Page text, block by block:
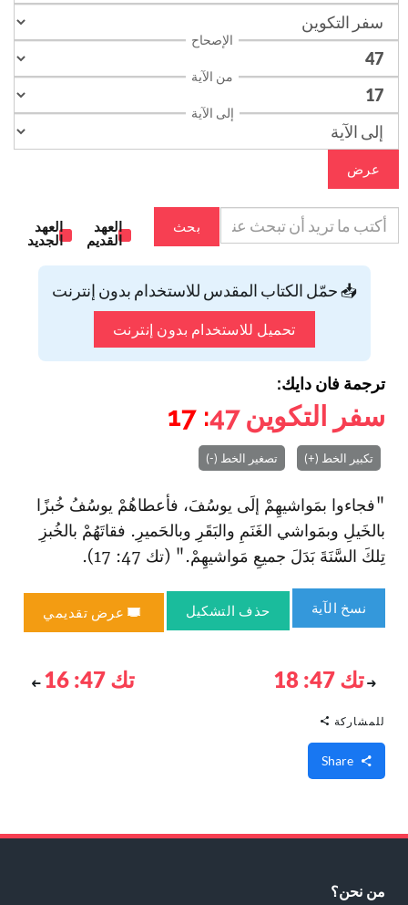
الإصحاح
من الآية
إلى الآية
عرض
بحث
العهد
القديم
العهد
الجديد
📥 حمّل الكتاب المقدس للاستخدام بدون إنترنت
تحميل للاستخدام بدون إنترنت
ترجمة فان دايك:
سفر التكوين 47
: 17
تكبير الخط (+) تصغير الخط (-)
"فجاءوا بمَواشيهِمْ إلَى يوسُفَ، فأعطاهُمْ يوسُفُ خُبزًا
بالخَيلِ وبمَواشي الغَنَمِ والبَقَرِ وبالحَميرِ. فقاتَهُمْ بالخُبزِ
تِلكَ السَّنَةَ بَدَلَ جميعِ مَواشيهِمْ." (تك 47: 17).
نسخ الآية حذف التشكيل عرض تقديمي
تك 47: 18 تك 47: 16
للمشاركة
من نحن؟